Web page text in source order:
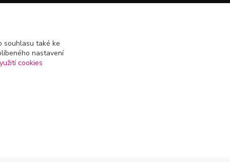
souhlasu také ke
nastavení
cookies